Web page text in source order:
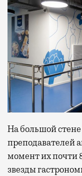
На большой
преподавателей
момент их почти
звезды